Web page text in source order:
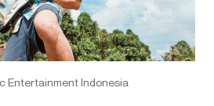
Entertainment Indonesia